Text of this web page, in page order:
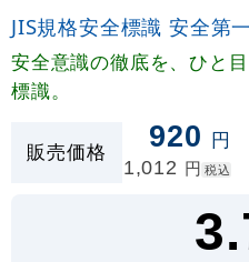
JIS規格安全標識 安全第
安全意識の徹底を、ひと
標識。
販売価格 920 円
1,012 円 税込